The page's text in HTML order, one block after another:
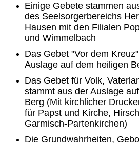
Einige Gebete stammen
des Seelsorgerbereichs
Hausen mit den Filialen
und Wimmelbach
Das Gebet "Vor dem
Auslage auf dem heiligen
Das Gebet für Volk,
stammt aus der Auslage
Berg (Mit kirchlicher
für Papst und Kirche,
Garmisch-Partenkirchen)
Die Grundwahrheiten,